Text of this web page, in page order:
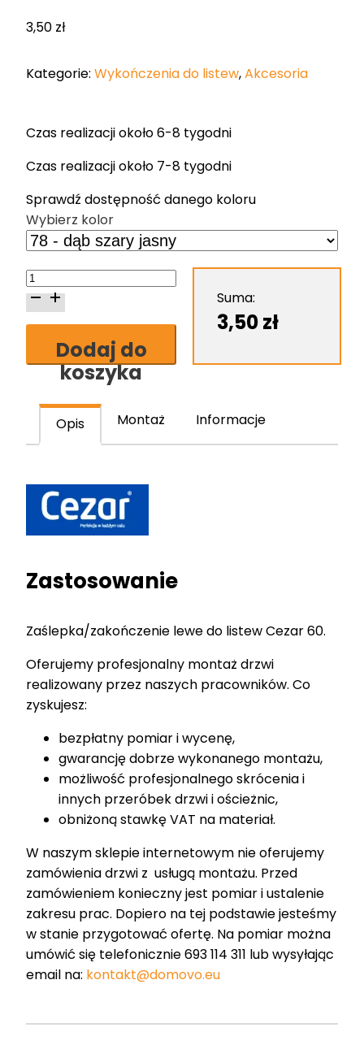
3,50 zł
Kategorie: Wykończenia do listew,Akcesoria
Czas realizacji około 6-8 tygodni
Czas realizacji około 7-8 tygodni
Sprawdź dostępność danego koloru
Wybierz kolor
ilość
Zaślepka
lewa
listew
Cezar
Dodaj do
koszyka
Suma:
3,50zł
Opis Montaż Informacje
Zastosowanie
Zaślepka/zakończenie lewe do listew Cezar 60.
Oferujemy profesjonalny montaż drzwi
realizowany przez naszych pracowników. Co
zyskujesz:
bezpłatny pomiar i wycenę,
gwarancję dobrze wykonanego montażu,
możliwość profesjonalnego skrócenia i
innych przeróbek drzwi i ościeżnic,
obniżoną stawkę VAT na materiał.
W naszym sklepie internetowym nie oferujemy
zamówienia drzwi z usługą montażu. Przed
zamówieniem konieczny jest pomiar i ustalenie
zakresu prac. Dopiero na tej podstawie jesteśmy
w stanie przygotować ofertę. Na pomiar można
umówić się telefonicznie 693 114 311 lub wysyłając
email na: kontakt@domovo.eu